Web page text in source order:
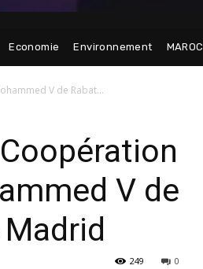
Economie Environnement MAROC
V de Rabat...
V de
0
249